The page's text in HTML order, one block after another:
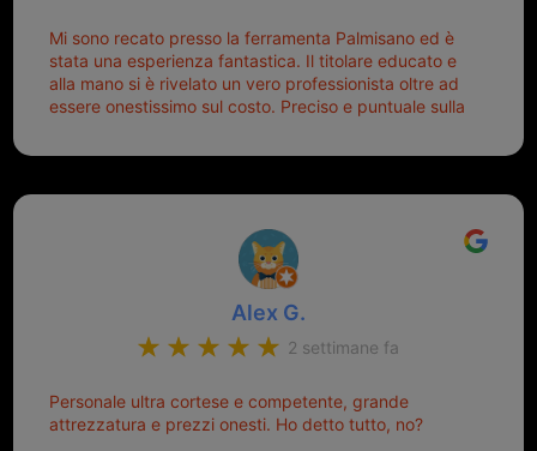
Mi sono recato presso la ferramenta Palmisano ed è
stata una esperienza fantastica. Il titolare educato e
alla mano si è rivelato un vero professionista oltre ad
essere onestissimo sul costo. Preciso e puntuale sulla
Alex G.
2 settimane fa
Personale ultra cortese e competente, grande
attrezzatura e prezzi onesti. Ho detto tutto, no?